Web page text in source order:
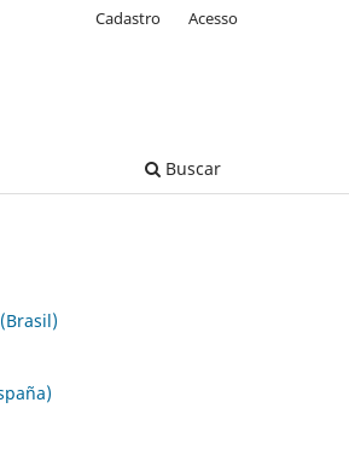
Buscar
Cadastro Acesso